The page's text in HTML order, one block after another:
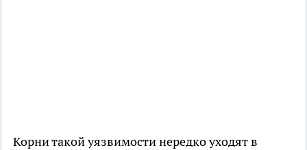
Корни такой уязвимости нередко уходят в